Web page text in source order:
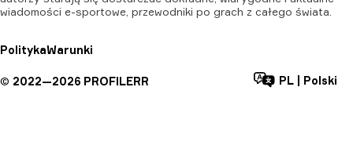
wiadomości e-sportowe, przewodniki po grach z całego świata.
PolitykaWarunki
© 2022—2026 PROFILERR PL Polski